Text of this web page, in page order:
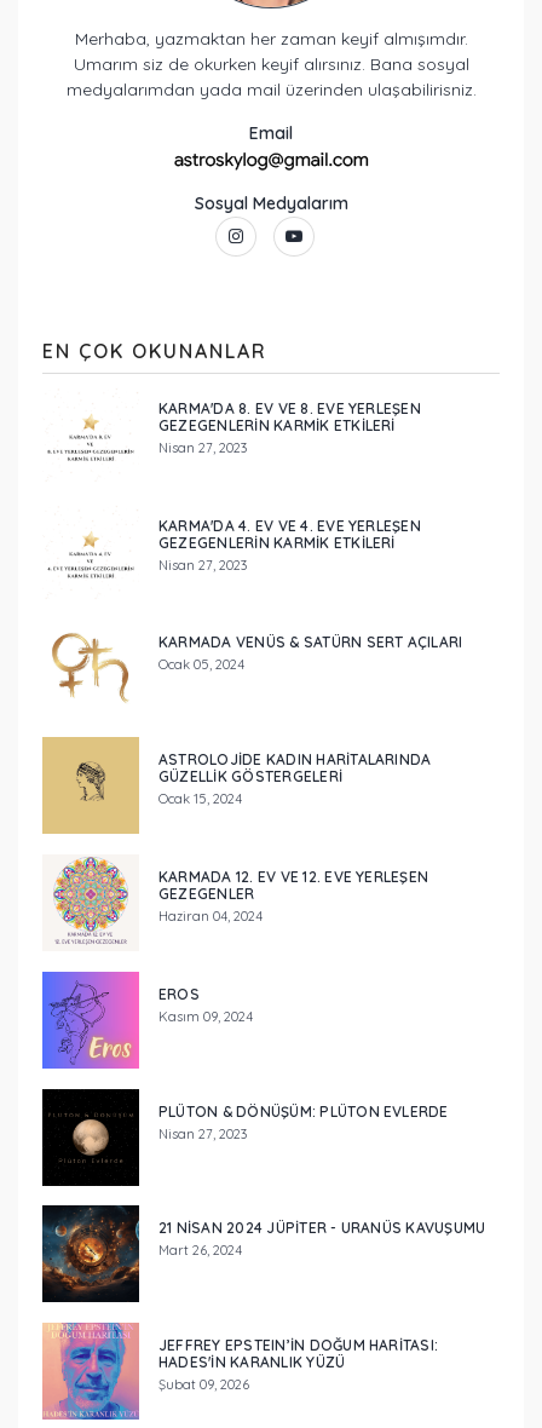
Merhaba, yazmaktan her zaman keyif almışımdır.
Umarım siz de okurken keyif alırsınız. Bana sosyal
medyalarımdan yada mail üzerinden ulaşabilirisniz.
Email
Sosyal Medyalarım
EN ÇOK OKUNANLAR
KARMA'DA 8. EV VE 8. EVE YERLEŞEN
GEZEGENLERİN KARMİK ETKİLERİ
Nisan 27, 2023
KARMA'DA 4. EV VE 4. EVE YERLEŞEN
GEZEGENLERİN KARMİK ETKİLERİ
Nisan 27, 2023
KARMADA VENÜS & SATÜRN SERT AÇILARI
Ocak 05, 2024
ASTROLOJIDE KADIN HARITALARINDA
GÜZELLIK GÖSTERGELERI
Ocak 15, 2024
KARMADA 12. EV VE 12. EVE YERLEŞEN
GEZEGENLER
Haziran 04, 2024
EROS
Kasım 09, 2024
PLÜTON & DÖNÜŞÜM: PLÜTON EVLERDE
Nisan 27, 2023
21 NISAN 2024 JÜPITER - URANÜS KAVUŞUMU
Mart 26, 2024
JEFFREY EPSTEIN’IN DOĞUM HARITASI:
HADES'IN KARANLIK YÜZÜ
Şubat 09, 2026